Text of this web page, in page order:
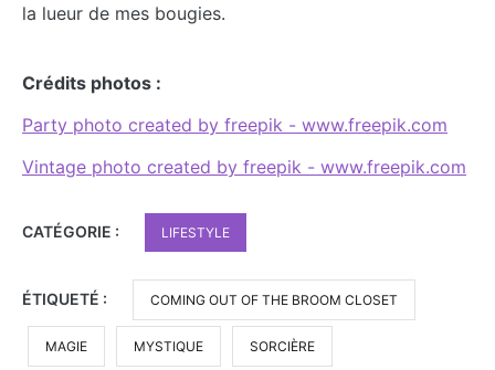
la lueur de mes bougies.
Crédits photos :
Party photo created by freepik - www.freepik.com
Vintage photo created by freepik - www.freepik.com
CATÉGORIE : LIFESTYLE
ÉTIQUETÉ : COMING OUT OF THE BROOM CLOSET
MAGIE MYSTIQUE SORCIÈRE